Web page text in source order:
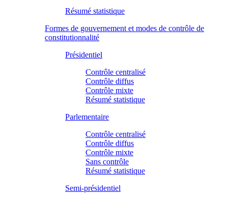
Résumé statistique
Formes de gouvernement et modes de contrôle de
constitutionnalité
Présidentiel
Contrôle centralisé
Contrôle diffus
Contrôle mixte
Résumé statistique
Parlementaire
Contrôle centralisé
Contrôle diffus
Contrôle mixte
Sans contrôle
Résumé statistique
Semi-présidentiel